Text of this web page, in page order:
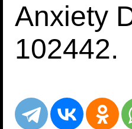
Anxiety
102442.